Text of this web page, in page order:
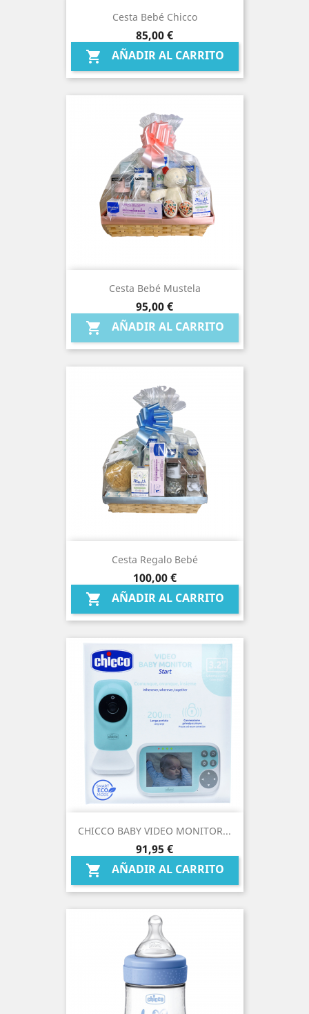
Cesta Bebé Chicco
Precio
85,00 €
 AÑADIR AL CARRITO
Cesta Bebé Mustela
Precio
95,00 €
 AÑADIR AL CARRITO
Cesta Regalo Bebé
Precio
100,00 €
 AÑADIR AL CARRITO
CHICCO BABY VIDEO MONITOR...
Precio
91,95 €
 AÑADIR AL CARRITO